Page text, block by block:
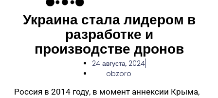
Украина стала лидером в
разработке и
производстве дронов
24 августа, 2024
obzoro
Россия в 2014 году, в момент аннексии Крыма,